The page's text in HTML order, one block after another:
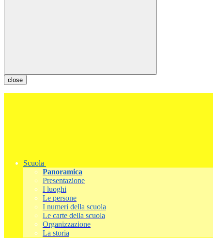
close
Scuola
Panoramica
Presentazione
I luoghi
Le persone
I numeri della scuola
Le carte della scuola
Organizzazione
La storia